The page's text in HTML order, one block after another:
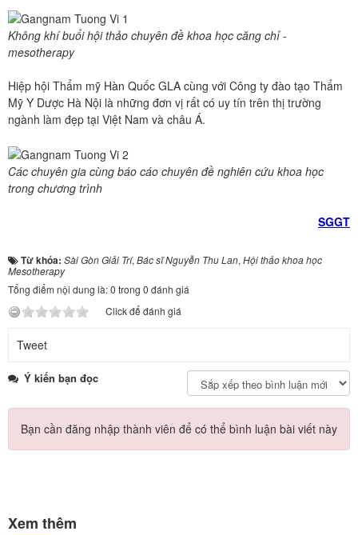
Không khí buổi hội thảo chuyên đề khoa học căng chỉ -
mesotherapy
Hiệp hội Thẩm mỹ Hàn Quốc GLA cùng với Công ty đào tạo Thẩm
Mỹ Y Dược Hà Nội là những đơn vị rất có uy tín trên thị trường
ngành làm đẹp tại Việt Nam và châu Á.
Các chuyên gia cùng báo cáo chuyên đề nghiên cứu khoa học
trong chương trình
SGGT
Từ khóa: Sài Gòn Giải Trí, Bác sĩ Nguyễn Thu Lan, Hội thảo khoa học
Mesotherapy
Tổng điểm nội dung là: 0 trong 0 đánh giá
Click để đánh giá
Tweet
Ý kiến bạn đọc
Bạn cần đăng nhập thành viên để có thể bình luận bài viết này
Xem thêm